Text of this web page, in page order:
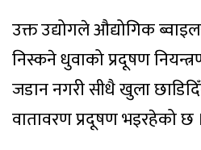
उक्त उद्योगले औद्योगिक
निस्कने धुवाको प्रदूषण
जडान नगरी सीधै खुला
वातावरण प्रदूषण भइरहेको छ ।